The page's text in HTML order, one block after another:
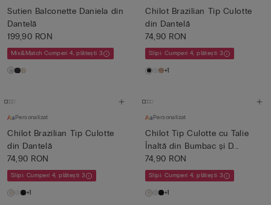
Sutien Balconette Daniela din
Dantelă
199,90 RON
Mix&Match Cumperi 4, plătești 3
Chilot Brazilian Tip Culotte
din Dantelă
74,90 RON
Slipi: Cumperi 4, plătești 3
+1
Personalizat
Chilot Brazilian Tip Culotte
din Dantelă
74,90 RON
Slipi: Cumperi 4, plătești 3
+1
Personalizat
Chilot Tip Culotte cu Talie
Înaltă din Bumbac și D...
74,90 RON
Slipi: Cumperi 4, plătești 3
+1